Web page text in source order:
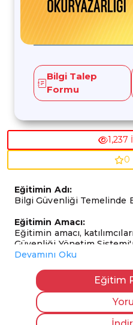
1,237
0
Eğitimin Adı:
Bilgi Güvenliği Temelinde
Eğitimin Amacı:
Eğitimin amacı,
Güvenliği Yönetim
gerekli olan temel bilgi
Hedef Kitle:
Bilgi Güvenliği Yönetim
başlayacak veya geçiş
Bilgi Güvenliği Yönetim
Devamını Oku
Bilgi Talep
Formu
Eğitim